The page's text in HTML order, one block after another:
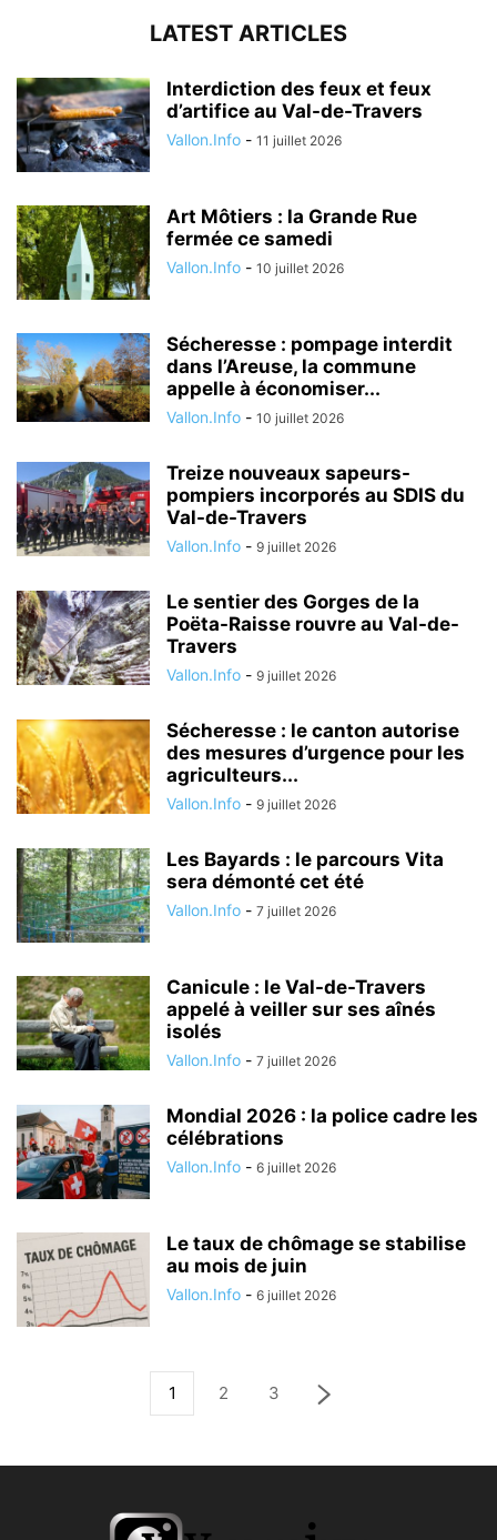
LATEST ARTICLES
Interdiction des feux et feux
d’artifice au Val-de-Travers
Vallon.Info - 11 juillet 2026
Art Môtiers : la Grande Rue
fermée ce samedi
Vallon.Info - 10 juillet 2026
Sécheresse : pompage interdit
dans l’Areuse, la commune
appelle à économiser...
Vallon.Info - 10 juillet 2026
Treize nouveaux sapeurs-
pompiers incorporés au SDIS du
Val-de-Travers
Vallon.Info - 9 juillet 2026
Le sentier des Gorges de la
Poëta-Raisse rouvre au Val-de-
Travers
Vallon.Info - 9 juillet 2026
Sécheresse : le canton autorise
des mesures d’urgence pour les
agriculteurs...
Vallon.Info - 9 juillet 2026
Les Bayards : le parcours Vita
sera démonté cet été
Vallon.Info - 7 juillet 2026
Canicule : le Val-de-Travers
appelé à veiller sur ses aînés
isolés
Vallon.Info - 7 juillet 2026
Mondial 2026 : la police cadre les
célébrations
Vallon.Info - 6 juillet 2026
Le taux de chômage se stabilise
au mois de juin
Vallon.Info - 6 juillet 2026
1 2 3